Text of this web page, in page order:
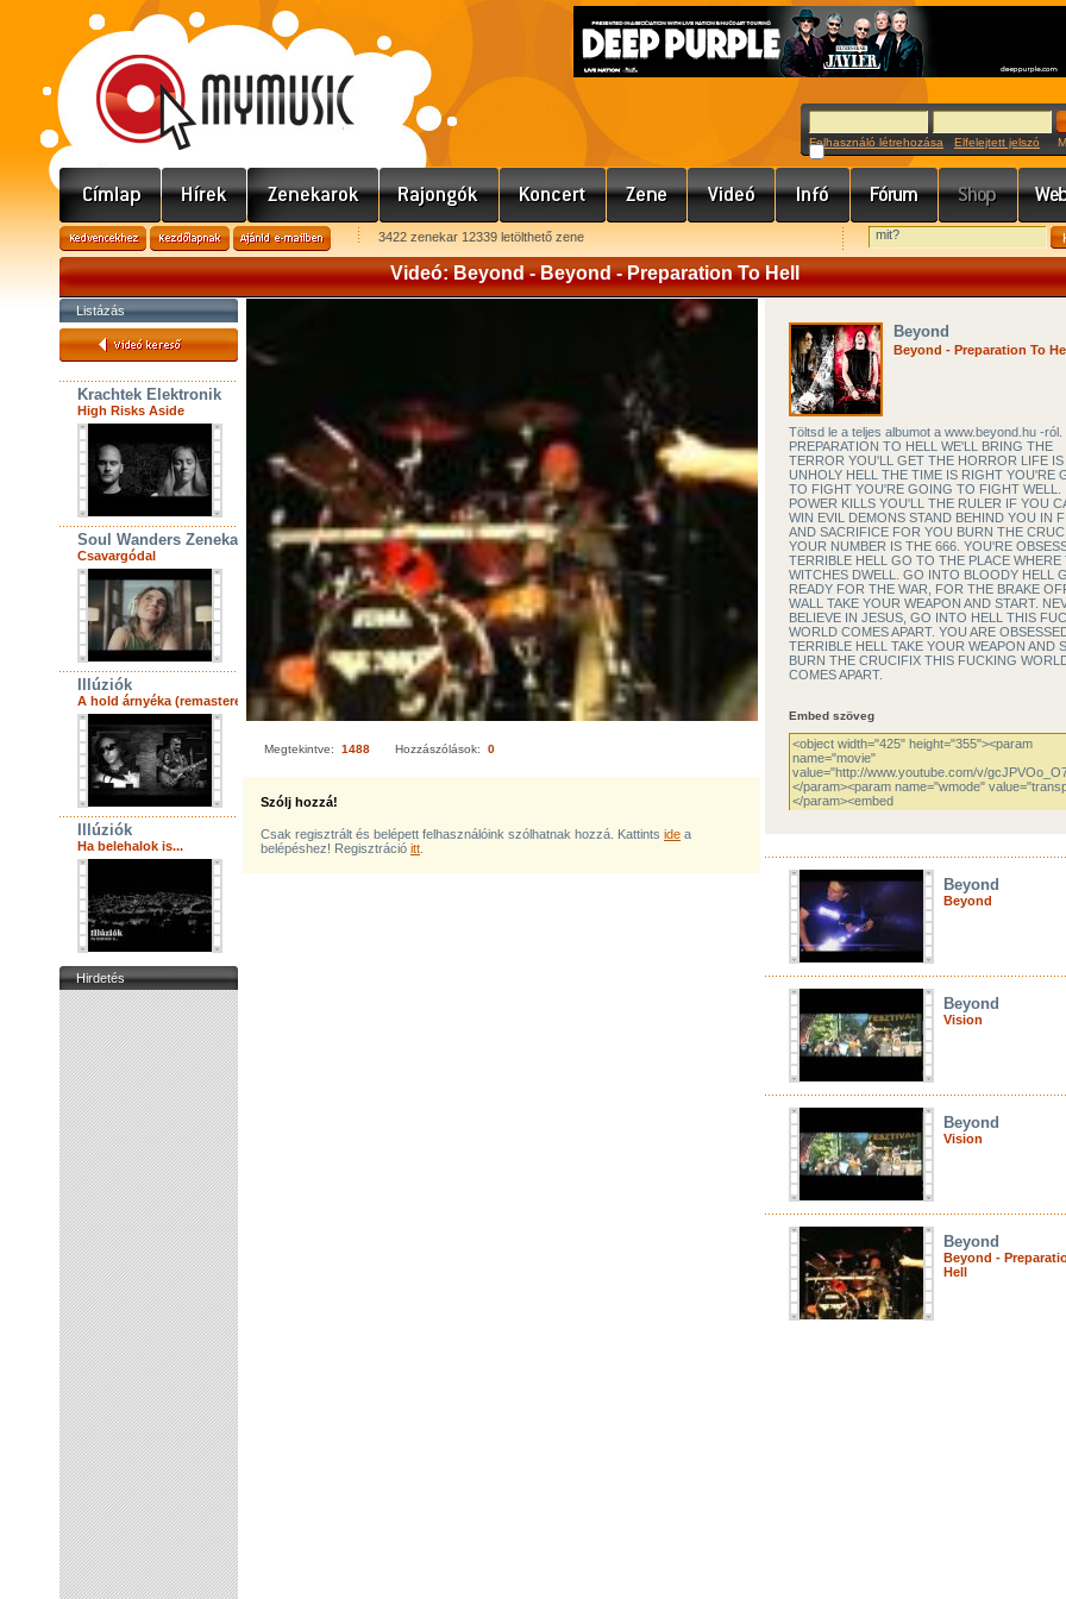
Felhasználó létrehozása Elfelejtett jelszó
3422 zenekar 12339 letölthető zene
Videó: Beyond - Beyond - Preparation To Hell
Listázás
Krachtek Elektronik
High Risks Aside
Soul Wanders Zenekar
Csavargódal
Illúziók
A hold árnyéka (remastered)
Illúziók
Ha belehalok is...
Hirdetés
Megtekintve: 1488 Hozzászólások: 0
Szólj hozzá!
Csak regisztrált és belépett felhasználóink szólhatnak hozzá. Kattints ide a
belépéshez! Regisztráció itt
Beyond
Beyond - Preparation To
Töltsd le a teljes albumot a www.beyond.hu -ról.
PREPARATION TO HELL WE'LL BRING THE
TERROR YOU'LL GET THE HORROR LIFE IS
UNHOLY HELL THE TIME IS RIGHT YOU'RE
TO FIGHT YOU'RE GOING TO FIGHT WELL.
POWER KILLS YOU'LL THE RULER IF YOU
WIN EVIL DEMONS STAND BEHIND YOU IN
AND SACRIFICE FOR YOU BURN THE
YOUR NUMBER IS THE 666. YOU'RE
TERRIBLE HELL GO TO THE PLACE WHERE
WITCHES DWELL. GO INTO BLOODY HELL
READY FOR THE WAR, FOR THE BRAKE
WALL TAKE YOUR WEAPON AND START.
BELIEVE IN JESUS, GO INTO HELL THIS
WORLD COMES APART. YOU ARE
TERRIBLE HELL TAKE YOUR WEAPON AND
BURN THE CRUCIFIX THIS FUCKING
COMES APART.
Embed szöveg
Beyond
Beyond
Beyond
Vision
Beyond
Vision
Beyond
Beyond -
Hell